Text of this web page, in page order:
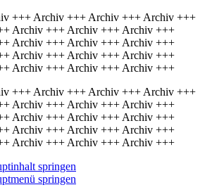
+++ Archiv +++ Archiv +++ Archiv +++
Archiv +++ Archiv +++ Archiv +++
Archiv +++ Archiv +++ Archiv +++
Archiv +++ Archiv +++ Archiv +++
Archiv +++ Archiv +++ Archiv +++
+++ Archiv +++ Archiv +++ Archiv +++
Archiv +++ Archiv +++ Archiv +++
Archiv +++ Archiv +++ Archiv +++
Archiv +++ Archiv +++ Archiv +++
Archiv +++ Archiv +++ Archiv +++
springen
springen